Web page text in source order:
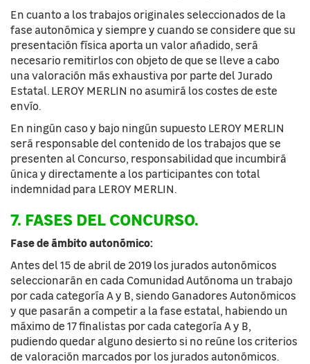
En cuanto a los trabajos originales seleccionados de la
fase autonómica y siempre y cuando se considere que su
presentación física aporta un valor añadido, será
necesario remitirlos con objeto de que se lleve a cabo
una valoración más exhaustiva por parte del Jurado
Estatal. LEROY MERLIN no asumirá los costes de este
envío.
En ningún caso y bajo ningún supuesto LEROY MERLIN
será responsable del contenido de los trabajos que se
presenten al Concurso, responsabilidad que incumbirá
única y directamente a los participantes con total
indemnidad para LEROY MERLIN.
7. FASES DEL CONCURSO.
Fase de ámbito autonómico:
Antes del 15 de abril de 2019 los jurados autonómicos
seleccionarán en cada Comunidad Autónoma un trabajo
por cada categoría A y B, siendo Ganadores Autonómicos
y que pasarán a competir a la fase estatal, habiendo un
máximo de 17 finalistas por cada categoría A y B,
pudiendo quedar alguno desierto si no reúne los criterios
de valoración marcados por los jurados autonómicos.